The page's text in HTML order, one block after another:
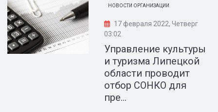
НОВОСТИ ОРГАНИЗАЦИИ
17 февраля 2022, Четверг
03:02
Управление культуры
и туризма Липецкой
области проводит
отбор СОНКО для
пре...